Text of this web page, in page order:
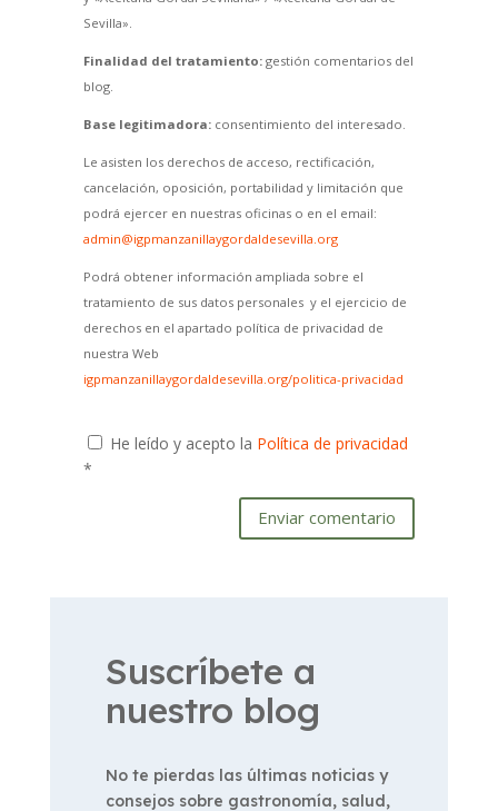
Sevilla».
Finalidad del tratamiento:gestión comentarios del
blog.
Base legitimadora:consentimiento del interesado.
Le asisten los derechos de acceso, rectificación,
cancelación, oposición, portabilidad y limitación que
podrá ejercer en nuestras oficinas o en el email:
admin@igpmanzanillaygordaldesevilla.org
Podrá obtener información ampliada sobre el
tratamiento de sus datos personales y el ejercicio de
derechos en el apartado política de privacidad de
nuestra Web
igpmanzanillaygordaldesevilla.org/politica-privacidad
He leído y acepto la Política de privacidad
*
Enviar comentario
Suscríbete a
nuestro blog
No te pierdas las últimas noticias y
consejos sobre gastronomía, salud,